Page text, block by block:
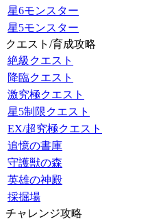
星6モンスター
星5モンスター
クエスト/育成攻略
絶級クエスト
降臨クエスト
激究極クエスト
星5制限クエスト
EX/超究極クエスト
追憶の書庫
守護獣の森
英雄の神殿
採掘場
チャレンジ攻略